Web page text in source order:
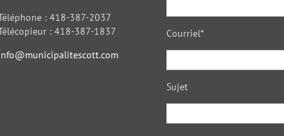
: 418-387-2037
: 418-387-1837
Courriel*
Sujet